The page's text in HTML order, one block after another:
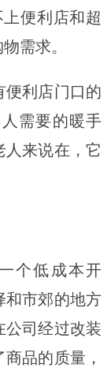
便利店和超
需求。
便利店门口的
需要的暖手
人来说在，它
个低成本开
和市郊的地方
公司经过改装
品的质量，